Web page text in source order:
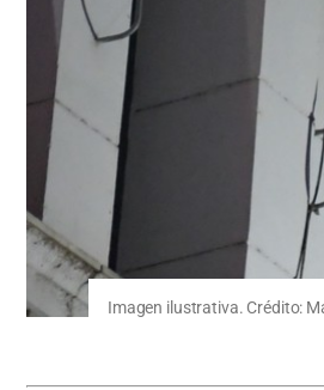
Imagen ilustrativa. Crédito: